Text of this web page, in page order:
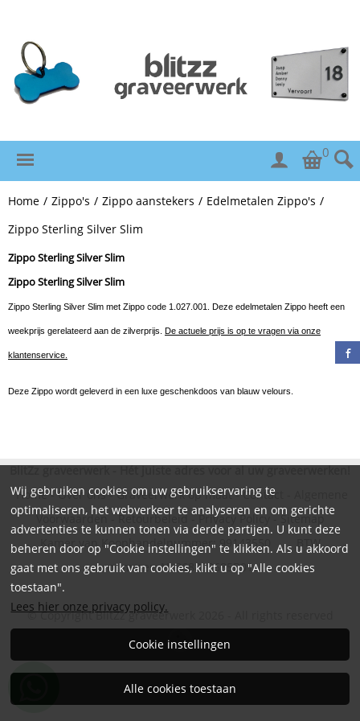
0
Home / Zippo's / Zippo aanstekers / Edelmetalen Zippo's /
Zippo Sterling Silver Slim
Zippo Sterling Silver Slim
Zippo Sterling Silver Slim
Zippo Sterling Silver Slim met Zippo code 1.027.001. Deze edelmetalen Zippo heeft een
weekprijs gerelateerd aan de zilverprijs. De actuele prijs is op te vragen via onze
klantenservice.
Deze Zippo wordt geleverd in een luxe geschenkdoos van blauw velours.
BlitZz graveerwerk - Hét juiste adres voor al uw graveerwerken!
Home-Over ons-Graveerwerk op maat-Contact
Voorwaarden-Retourbeleid -Privacy Policy -Sitemap
Kamer van Koophandelnummer: 99143550 BTW
nummer: NL868823685B01
© Copyright BlitZz graveerwerk 2026 - All rights reserved
Wij gebruiken cookies om uw gebruikservaring te
optimaliseren, het webverkeer te analyseren en om gerichte
advertenties te kunnen tonen via derde partijen. U kunt deze
beheren door op "Cookie instellingen" te klikken. Als u akkoord
gaat met ons gebruik van cookies, klikt u op "Alle cookies
toestaan".
Lees hier onze privacy policy.
Cookie instellingen
Alle cookies toestaan